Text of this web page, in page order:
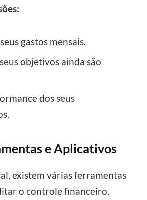
gastos mensais.
objetivos ainda são
dos seus
e Aplicativos
existem várias ferramentas
o controle financeiro.